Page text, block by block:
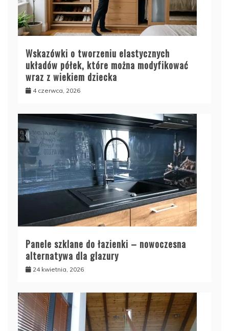
Wskazówki o tworzeniu elastycznych
układów półek, które można modyfikować
wraz z wiekiem dziecka
4 czerwca, 2026
Panele szklane do łazienki – nowoczesna
alternatywa dla glazury
24 kwietnia, 2026